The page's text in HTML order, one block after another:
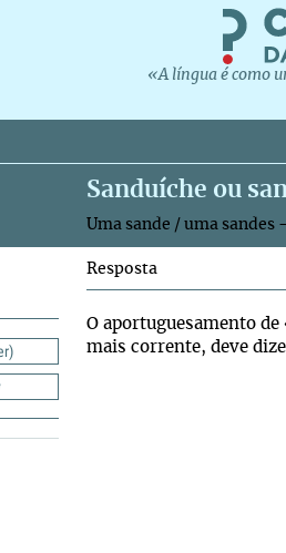
«A língua é como
Sanduíche ou
Uma sande / uma
Resposta
O aportuguesamento
mais corrente, deve